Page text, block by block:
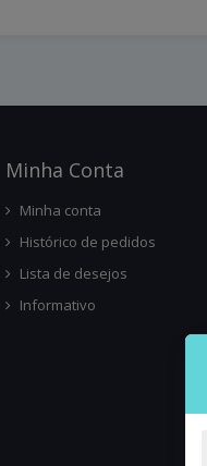
Minha Conta
Minha conta
Histórico de pedidos
Lista de desejos
Informativo